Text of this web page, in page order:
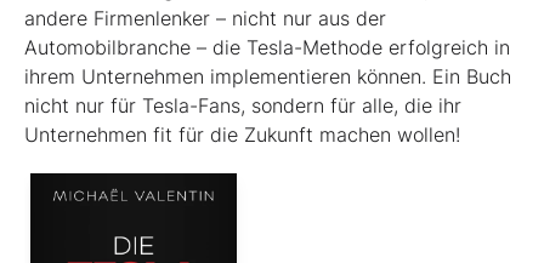
andere Firmenlenker – nicht nur aus der
Automobilbranche – die Tesla-Methode erfolgreich in
ihrem Unternehmen implementieren können. Ein Buch
nicht nur für Tesla-Fans, sondern für alle, die ihr
Unternehmen fit für die Zukunft machen wollen!